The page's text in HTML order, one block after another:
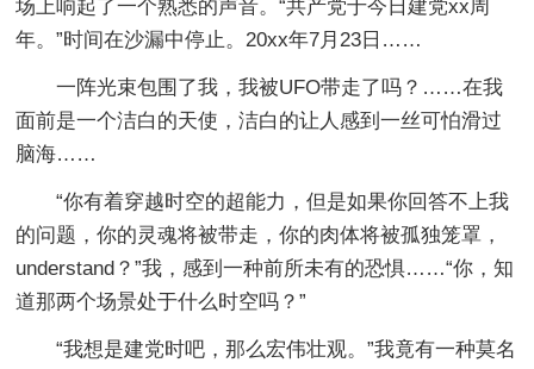
场上响起了一个熟悉的声音。“共产党于今日建党xx周
年。”时间在沙漏中停止。20xx年7月23日……
一阵光束包围了我，我被UFO带走了吗？……在我
面前是一个洁白的天使，洁白的让人感到一丝可怕滑过
脑海……
“你有着穿越时空的超能力，但是如果你回答不上我
的问题，你的灵魂将被带走，你的肉体将被孤独笼罩，
understand？”我，感到一种前所未有的恐惧……“你，知
道那两个场景处于什么时空吗？”
“我想是建党时吧，那么宏伟壮观。”我竟有一种莫名